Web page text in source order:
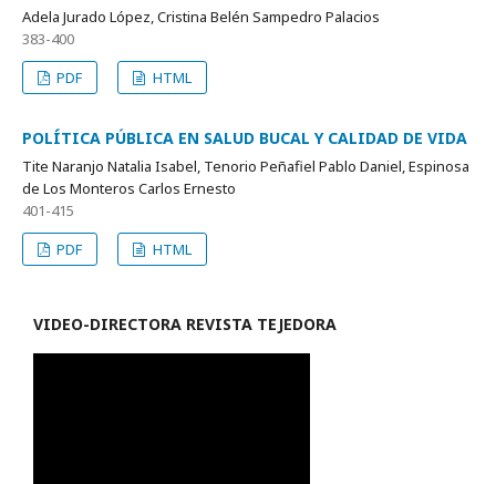
Adela Jurado López, Cristina Belén Sampedro Palacios
383-400
PDF
HTML
POLÍTICA PÚBLICA EN SALUD BUCAL Y CALIDAD DE VIDA
Tite Naranjo Natalia Isabel, Tenorio Peñafiel Pablo Daniel, Espinosa
de Los Monteros Carlos Ernesto
401-415
PDF
HTML
VIDEO-DIRECTORA REVISTA TEJEDORA